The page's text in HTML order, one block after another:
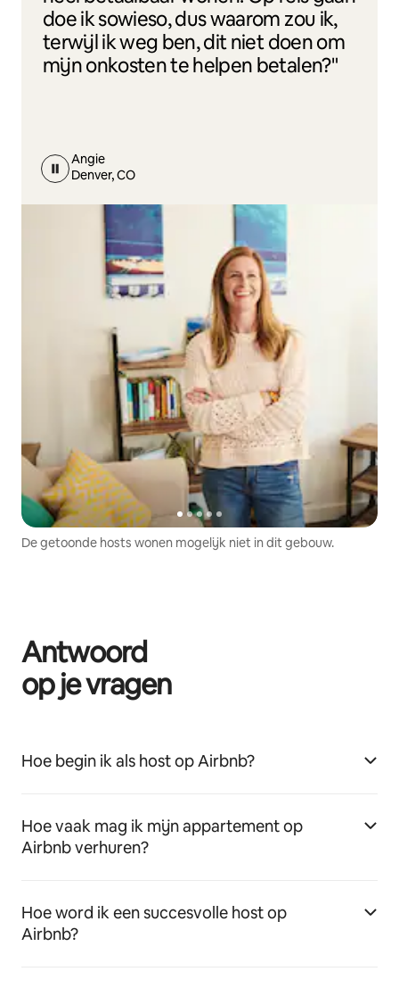
doe ik sowieso, dus waarom zou ik,
terwijl ik weg ben, dit niet doen om
mijn onkosten te helpen betalen?"
Angie
Denver, CO
De getoonde hosts wonen mogelijk niet in dit gebouw.
Antwoord
op je vragen
Hoe begin ik als host op Airbnb?
Hoe vaak mag ik mijn appartement op
Airbnb verhuren?
Hoe word ik een succesvolle host op
Airbnb?